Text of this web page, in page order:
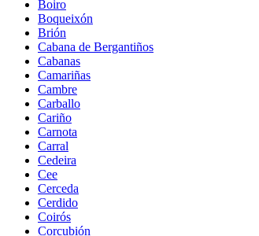
Boiro
Boqueixón
Brión
Cabana de Bergantiños
Cabanas
Camariñas
Cambre
Carballo
Cariño
Carnota
Carral
Cedeira
Cee
Cerceda
Cerdido
Coirós
Corcubión